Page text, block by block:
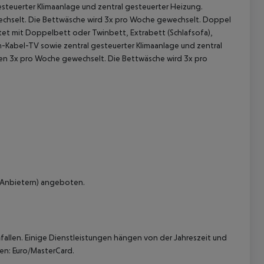
Klimaanlage und zentral gesteuerter Heizung.
Die Bettwäsche wird 3x pro Woche gewechselt. Doppel
mit Doppelbett oder Twinbett, Extrabett (Schlafsofa),
TV sowie zentral gesteuerter Klimaanlage und zentral
3x pro Woche gewechselt. Die Bettwäsche wird 3x pro
angeboten.
Einige Dienstleistungen hängen von der Jahreszeit und
Euro/MasterCard.